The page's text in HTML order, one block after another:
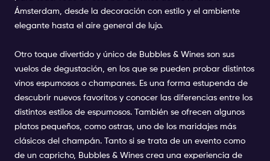
Ámsterdam, desde la decoración con estilo y el ambiente
elegante hasta el aire general de lujo.
Otro toque divertido y único de Bubbles & Wines son sus
vuelos de degustación, en los que se pueden probar distintos
vinos espumosos o champanes. Es una forma estupenda de
descubrir nuevos favoritos y conocer las diferencias entre los
distintos estilos de espumosos. También se ofrecen algunos
platos pequeños, como ostras, uno de los maridajes más
clásicos del champán. Tanto si se trata de un evento como
de un capricho, Bubbles & Wines crea una experiencia de